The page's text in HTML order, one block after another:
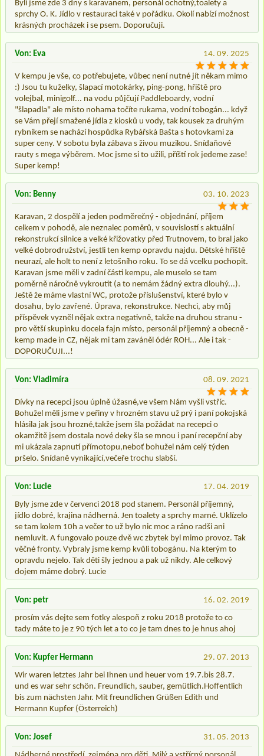
Byli jsme zde 3 dny s karavanem, personál ochotný,toalety a
sprchy O. K. Jídlo v restauraci také v pořádku. Okolí nabízí možnost
krásných procházek i se psem. Doporučuji.
14. 09. 2025
Von: Eva
V kempu je vše, co potřebujete, vůbec není nutné jít někam mimo
:) Jsou tu kuželky, šlapací motokárky, ping-pong, hřiště pro
volejbal, minigolf... na vodu půjčují Paddleboardy, vodní
"šlapadla" ale místo nohama točíte rukama, vodní tobogán... když
se Vám přejí smažené jídla z kiosků u vody, tak kousek za druhým
rybníkem se nachází hospůdka Rybářská Bašta s hotovkami za
super ceny. V sobotu byla zábava s živou muzikou. Snídaňové
rauty s mega výběrem. Moc jsme si to užili, příští rok jedeme zase!
Super kemp!
03. 10. 2023
Von: Benny
Karavan, 2 dospělí a jeden podměrečný - objednání, příjem
celkem v pohodě, ale neznalec poměrů, v souvislostí s aktuální
rekonstrukcí silnice a velké křižovatky před Trutnovem, to bral jako
velké dobrodružství, jestli ten kemp opravdu najdu. Dětské hřiště
neurazí, ale holt to není z letošního roku. To se dá vcelku pochopit.
Karavan jsme měli v zadní části kempu, ale muselo se tam
poměrně náročně vykroutit (a to nemám žádný extra dlouhý...).
Ještě že máme vlastní WC, protože příslušenství, které bylo v
dosahu, bylo zavřené. Úprava, rekonstrukce. Nechci, aby můj
příspěvek vyzněl nějak extra negativně, takže na druhou stranu -
pro větší skupinku docela fajn místo, personál příjemný a obecně -
kemp made in CZ, nějak mi tam zaváněl ódér ROH... Ale i tak -
DOPORUČUJI...!
08. 09. 2021
Von: Vladimíra
Dívky na recepci jsou úplně úžasné,ve všem Nám vyšli vstříc.
Bohužel měli jsme v peřiny v hrozném stavu už prý i paní pokojská
hlásila jak jsou hrozné,takže jsem šla požádat na recepci o
okamžitě jsem dostala nové deky šla se mnou i paní recepční aby
mi ukázala zapnutí přímotopu,neboť bohužel nám celý týden
pršelo. Snídaně vynikající,večeře trochu slabší.
17. 04. 2019
Von: Lucie
Byly jsme zde v červenci 2018 pod stanem. Personál příjemný,
jídlo dobré, krajina nádherná. Jen toalety a sprchy marné. Uklízelo
se tam kolem 10h a večer to už bylo nic moc a ráno radši ani
nemluvit. A fungovalo pouze dvě wc zbytek byl mimo provoz. Tak
věčné fronty. Vybraly jsme kemp kvůli tobogánu. Na kterým to
opravdu nejelo. Tak děti šly jednou a pak už nikdy. Ale celkový
dojem máme dobrý. Lucie
16. 02. 2019
Von: petr
prosím vás dejte sem fotky alespoň z roku 2018 protože to co
tady máte to je z 90 tých let a to co je tam dnes to je hnus ahoj
29. 07. 2013
Von: Kupfer Hermann
Wir waren letztes Jahr bei Ihnen und heuer vom 19.7.bis 28.7.
und es war sehr schön. Freundlich, sauber, gemütlich.Hoffentlich
bis zum nächsten Jahr. Mit freundlichen Grüßen Edith und
Hermann Kupfer (Österreich)
31. 05. 2013
Von: Josef